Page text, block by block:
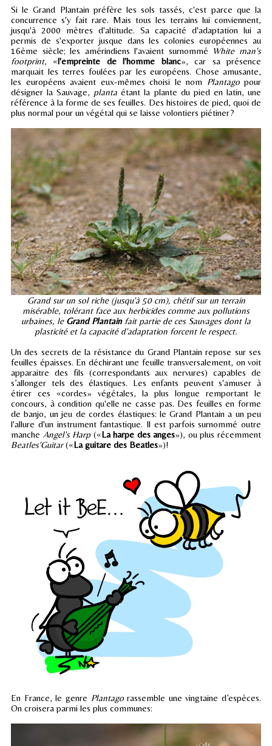
Si le Grand Plantain préfère les sols tassés, c'est parce que la
concurrence s'y fait rare. Mais tous les terrains lui conviennent,
jusqu'à 2000 mètres d'altitude. Sa capacité d'adaptation lui a
permis de s'exporter jusque dans les colonies européennes au
16ème siècle; les amérindiens l'avaient surnommé White man's
footprint, «l'empreinte de l'homme blanc», car sa présence
marquait les terres foulées par les européens. Chose amusante,
les européens avaient eux-mêmes choisi le nom Plantagopour
désigner la Sauvage, planta étant la plante du pied en latin, une
référence à la forme de ses feuilles. Des histoires de pied, quoi de
plus normal pour un végétal qui se laisse volontiers piétiner?
Grand sur un sol riche (jusqu'à 50 cm), chétif sur un terrain
misérable, tolérant face aux herbicides comme aux pollutions
urbaines, le Grand Plantainfait partie de ces Sauvages dont la
plasticité et la capacité d'adaptation forcent le respect.
Un des secrets de la résistance du Grand Plantain repose sur ses
feuilles épaisses. En déchirant une feuille transversalement, on voit
apparaitre des fils (correspondants aux nervures) capables de
s’allonger tels des élastiques. Les enfants peuvent s'amuser à
étirer ces «cordes» végétales, la plus longue remportant le
concours, à condition qu'elle ne casse pas. Des feuilles en forme
de banjo, un jeu de cordes élastiques: le Grand Plantain a un peu
l'allure d'un instrument fantastique. Il est parfois surnommé outre
manche Angel's Harp(«La harpe des anges»), ou plus récemment
Beatles'Guitar(«La guitare des Beatles»)!
En France, le genre Plantagorassemble une vingtaine d’espèces.
On croisera parmi les plus communes: